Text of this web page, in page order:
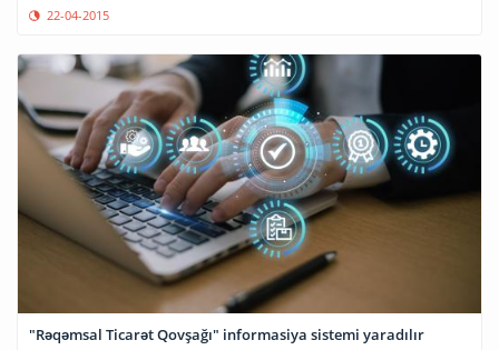
22-04-2015
"Rəqəmsal Ticarət Qovşağı" informasiya sistemi yaradılır